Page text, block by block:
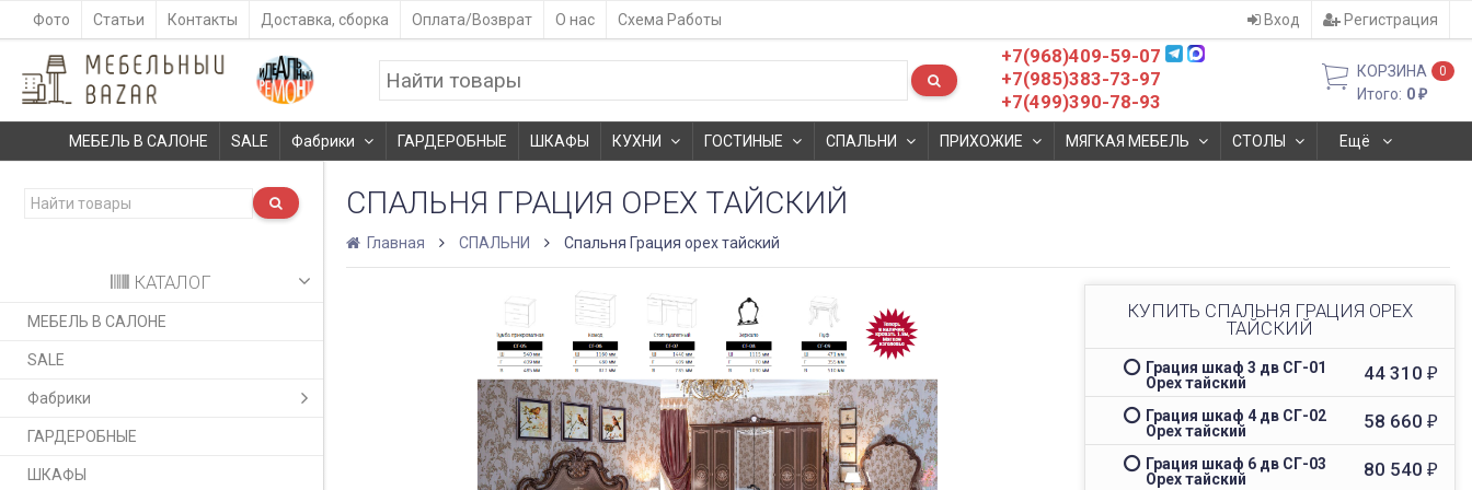
Фото Статьи Контакты Доставка, сборка Оплата/Возврат О нас Схема Работы Вход Регистрация
+7(968)409-59-07
+7(985)383-73-97
+7(499)390-78-93
КОРЗИНА 0
Итого: 0₽
МЕБЕЛЬ В САЛОНЕ SALE Фабрики ГАРДЕРОБНЫЕ ШКАФЫ КУХНИ ГОСТИНЫЕ СПАЛЬНИ ПРИХОЖИЕ МЯГКАЯ МЕБЕЛЬ СТОЛЫ Ещё
КАТАЛОГ
МЕБЕЛЬ В САЛОНЕ
SALE
Фабрики
ГАРДЕРОБНЫЕ
ШКАФЫ
СПАЛЬНЯ ГРАЦИЯ ОРЕХ ТАЙСКИЙ
Главная СПАЛЬНИ Спальня Грация орех тайский
КУПИТЬ СПАЛЬНЯ ГРАЦИЯ ОРЕХ
ТАЙСКИЙ
Грация шкаф 3 дв СГ-01
Орех тайский
44 310 ₽
Грация шкаф 4 дв СГ-02
Орех тайский
58 660 ₽
Грация шкаф 6 дв СГ-03
Орех тайский
80 540 ₽